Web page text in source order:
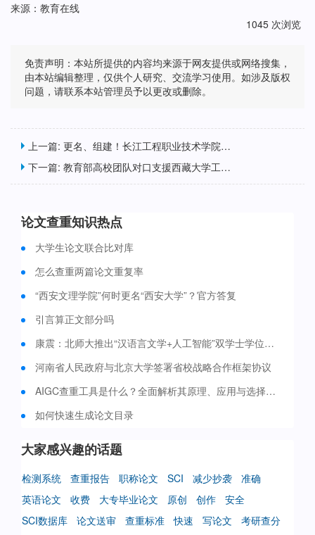
来源：教育在线
1045 次浏览
免责声明：本站所提供的内容均来源于网友提供或网络搜集，
由本站编辑整理，仅供个人研究、交流学习使用。如涉及版权
问题，请联系本站管理员予以更改或删除。
上一篇: 更名、组建！长江工程职业技术学院内设机构重大调整
下一篇: 教育部高校团队对口支援西藏大学工作会议在北京大学举行
论文查重知识热点
大学生论文联合比对库
怎么查重两篇论文重复率
“西安文理学院”何时更名“西安大学”？官方答复
引言算正文部分吗
康震：北师大推出“汉语言文学+人工智能”双学士学位培养项目 今年启动招生
河南省人民政府与北京大学签署省校战略合作框架协议
AIGC查重工具是什么？全面解析其原理、应用与选择策略
如何快速生成论文目录
大家感兴趣的话题
检测系统 查重报告 职称论文 SCI 减少抄袭
准确
英语论文
收费 大专毕业论文 原创 创作
安全
SCI数据库
论文送审 查重标准 快速 写论文
考研查分